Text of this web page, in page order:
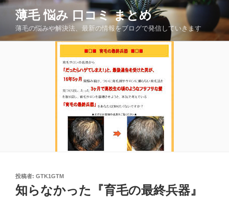
コ
ン
薄毛 悩み 口コミ まとめ
薄毛の悩みや解決法、最新の情報をブログで発信していきます
投
稿
日:
投稿者: GTK1GTM
知らなかった『育毛の最終兵器』